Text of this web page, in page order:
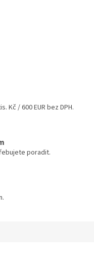
Kč / 600 EUR bez DPH.
poradit.